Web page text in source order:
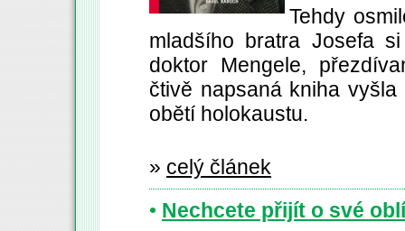
Tehdy
mladšího bratra Josefa
doktor Mengele,
čtivě napsaná kniha
obětí holokaustu.
» celý článek
• Nechcete přijít o své